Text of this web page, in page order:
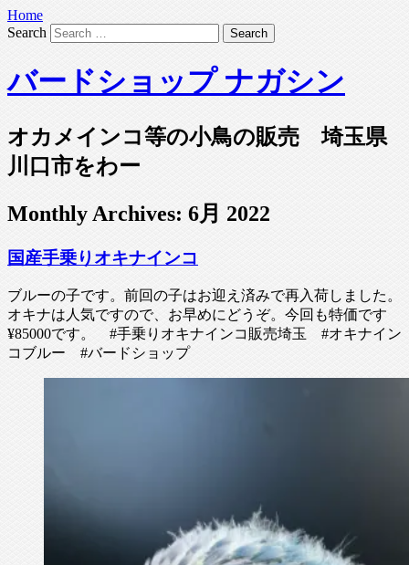
Home
Search
バードショップ ナガシン
オカメインコ等の小鳥の販売 埼玉県
川口市をわー
Monthly Archives: 6月 2022
国産手乗りオキナインコ
ブルーの子です。前回の子はお迎え済みで再入荷しました。
オキナは人気ですので、お早めにどうぞ。今回も特価です
¥85000です。 #手乗りオキナインコ販売埼玉 #オキナイン
コブルー #バードショップ